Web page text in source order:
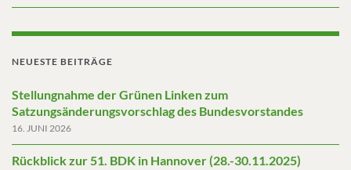
NEUESTE BEITRÄGE
Stellungnahme der Grünen Linken zum
Satzungsänderungsvorschlag des Bundesvorstandes
16. JUNI 2026
Rückblick zur 51. BDK in Hannover (28.-30.11.2025)